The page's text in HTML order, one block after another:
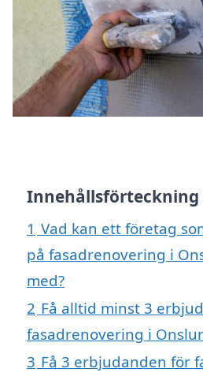
Innehållsförteckning
1 Vad kan ett företag
på fasadrenovering i
med?
2 Få alltid minst 3
fasadrenovering i
3 Få 3 erbjudanden för